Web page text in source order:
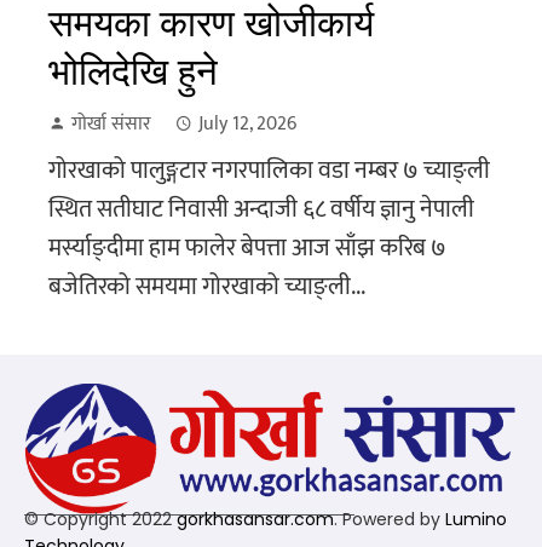
समयका कारण खोजीकार्य
भोलिदेखि हुने
गोर्खा संसार July 12, 2026
गोरखाको पालुङ्गटार नगरपालिका वडा नम्बर ७ च्याङ्ली
स्थित सतीघाट निवासी अन्दाजी ६८ वर्षीय ज्ञानु नेपाली
मर्स्याङ्दीमा हाम फालेर बेपत्ता आज साँझ करिब ७
बजेतिरको समयमा गोरखाको च्याङ्ली...
© Copyright 2022gorkhasansar.com. Powered by Lumino